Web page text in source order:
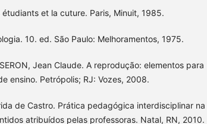
étudiants et la cuture. Paris, Minuit, 1985.
10. ed. São Paulo: Melhoramentos, 1975.
Jean Claude. A reprodução: elementos para
ensino. Petrópolis; RJ: Vozes, 2008.
de Castro. Prática pedagógica interdisciplinar na
atribuídos pelas professoras. Natal, RN, 2010.